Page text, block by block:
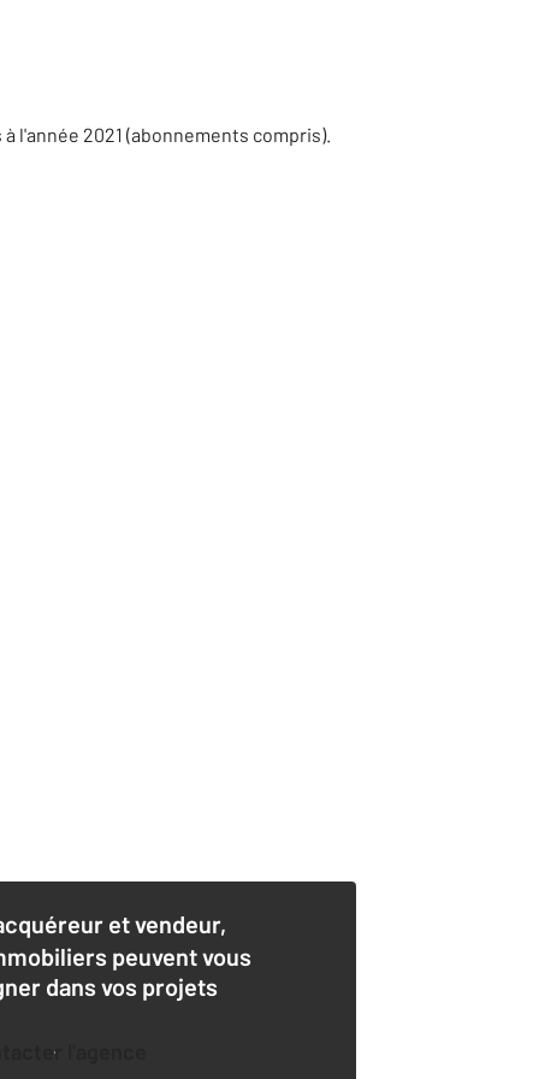
l'année 2021 (abonnements compris).
et vendeur,
peuvent vous
dans vos projets
l'agence